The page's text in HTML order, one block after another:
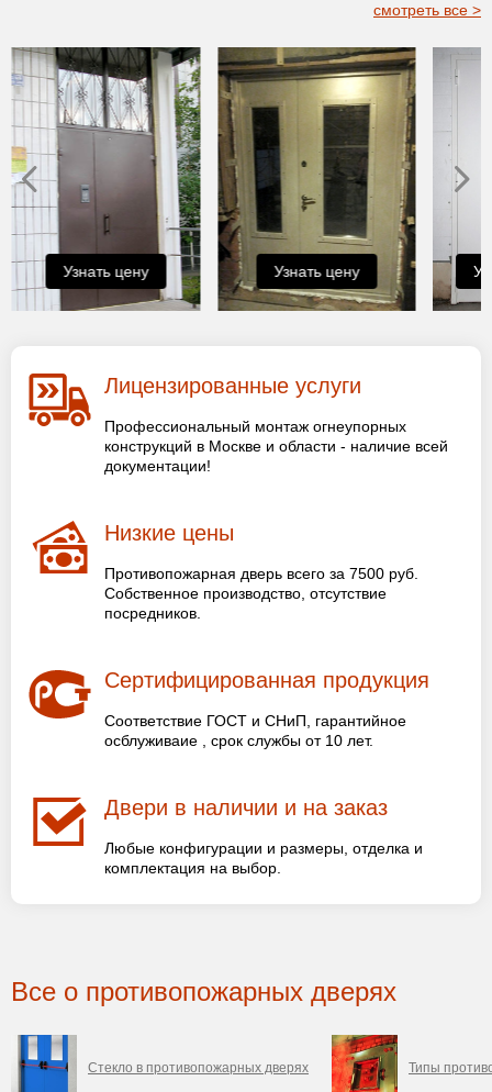
смотреть все >
Узнать цену Узнать цену
Лицензированные услуги
Профессиональный монтаж огнеупорных
конструкций в Москве и области - наличие всей
документации!
Низкие цены
Противопожарная дверь всего за 7500 руб.
Собственное производство, отсутствие
посредников.
Сертифицированная продукция
Соответствие ГОСТ и СНиП, гарантийное
осблуживаие , срок службы от 10 лет.
Двери в наличии и на заказ
Любые конфигурации и размеры, отделка и
комплектация на выбор.
Все о противопожарных дверях
Стекло в противопожарных дверях Типы